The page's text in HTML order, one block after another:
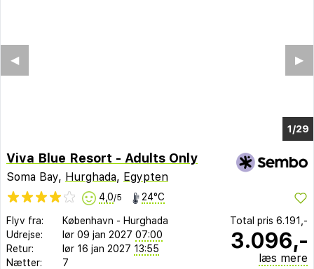
1/25
▶︎
◀︎
Viva Blue Resort - Adults Only
Soma Bay, Hurghada, Egypten
4,0/5 24°C
Flyv fra: København - Hurghada
Udrejse:
lør 09 jan 2027 07:00
Retur:
lør 16 jan 2027 13:55
Nætter:
7
Total pris 6.191,-
3.096,-
læs mere